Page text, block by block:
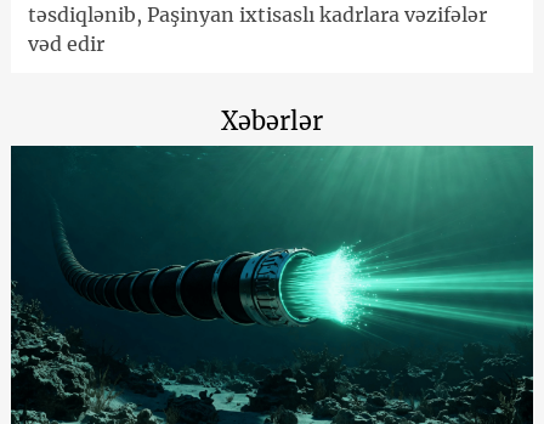
təsdiqlənib, Paşinyan ixtisaslı kadrlara vəzifələr
vəd edir
Xəbərlər